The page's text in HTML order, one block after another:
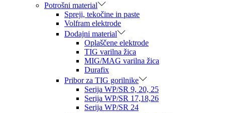
Potrošni material
Spreji, tekočine in paste
Volfram elektrode
Dodajni material
Oplaščene elektrode
TIG varilna žica
MIG/MAG varilna žica
Durafix
Pribor za TIG gorilnike
Serija WP/SR 9, 20, 25
Serija WP/SR 17,18,26
Serija WP/SR 24